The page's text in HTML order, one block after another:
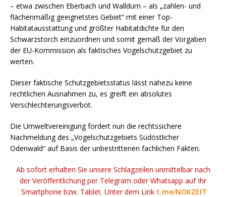
– etwa zwischen Eberbach und Walldürn – als „zahlen- und
flächenmäßig geeignetstes Gebiet“ mit einer Top-
Habitatausstattung und größter Habitatdichte für den
Schwarzstorch einzuordnen und somit gemäß der Vorgaben
der EU-Kommission als faktisches Vogelschutzgebiet zu
werten.
Dieser faktische Schutzgebietsstatus lässt nahezu keine
rechtlichen Ausnahmen zu, es greift ein absolutes
Verschlechterungsverbot.
Die Umweltvereinigung fordert nun die rechtssichere
Nachmeldung des „Vogelschutzgebiets Südöstlicher
Odenwald“ auf Basis der unbestrittenen fachlichen Fakten.
Ab sofort erhalten Sie unsere Schlagzeilen unmittelbar nach
der Veröffentlichung per Telegram oder Whatsapp auf Ihr
Smartphone bzw. Tablet. Unter dem Link t.me/NOKZEIT